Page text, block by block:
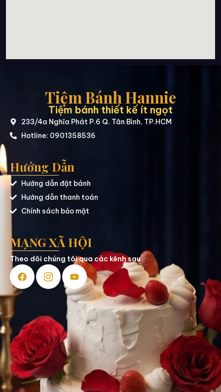
Tiệm Bánh Hannie
Tiệm bánh thiết kế ít ngọt
233/4a Nghĩa Phát P.6 Q. Tân Bình, TP.HCM
Hotline: 0901358536
Hướng Dẫn
Hướng dẫn đặt bánh
Hướng dẫn thanh toán
Chính sách bảo mật
MẠNG XÃ HỘI
Theo dõi chúng tôi qua các kênh sau